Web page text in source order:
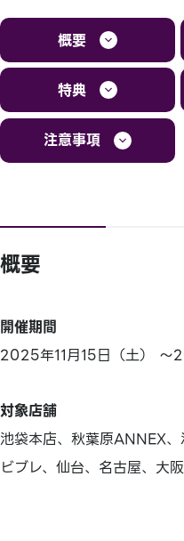
概要
特典
注意事項
概要
開催期間
2025年11月15日（土） ～
対象店舗
池袋本店、秋葉原ANNEX
ビブレ、仙台、名古屋、大